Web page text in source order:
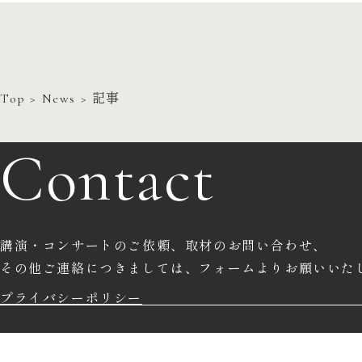
Top > News > 記事
Contact
講演・コンサートのご依頼、取材のお問い合わせ、
その他ご連絡につきましては、 フォームよりお願いいた
プライバシーポリシー